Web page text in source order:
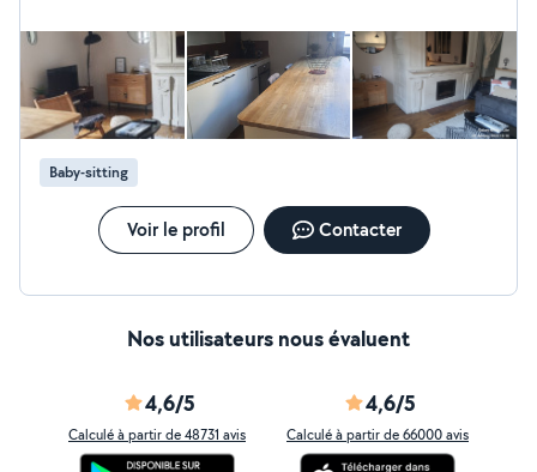
Baby-sitting
Voir le profil Contacter
Nos utilisateurs nous évaluent
4,6/5
Calculé à partir de 48731 avis
4,6/5
Calculé à partir de 66000 avis